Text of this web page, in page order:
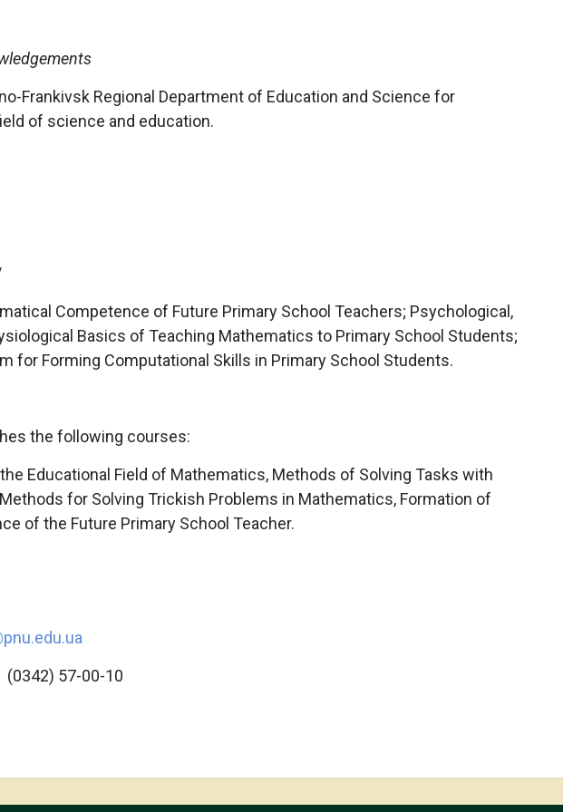
Frankivsk Regional Department of Education and Science for
of science and education.
Competence of Future Primary School Teachers; Psychological,
Basics of Teaching Mathematics to Primary School Students;
for Forming Computational Skills in Primary School Students.
the following courses:
Educational Field of Mathematics, Methods of Solving Tasks with
for Solving Trickish Problems in Mathematics, Formation of
of the Future Primary School Teacher.
57-00-10